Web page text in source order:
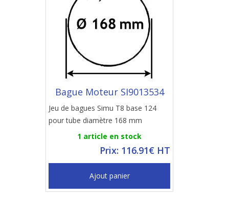
Bague Moteur SI9013534
Jeu de bagues Simu T8 base 124
pour tube diamètre 168 mm
1 article en stock
Prix: 116.91€ HT
Ajout panier